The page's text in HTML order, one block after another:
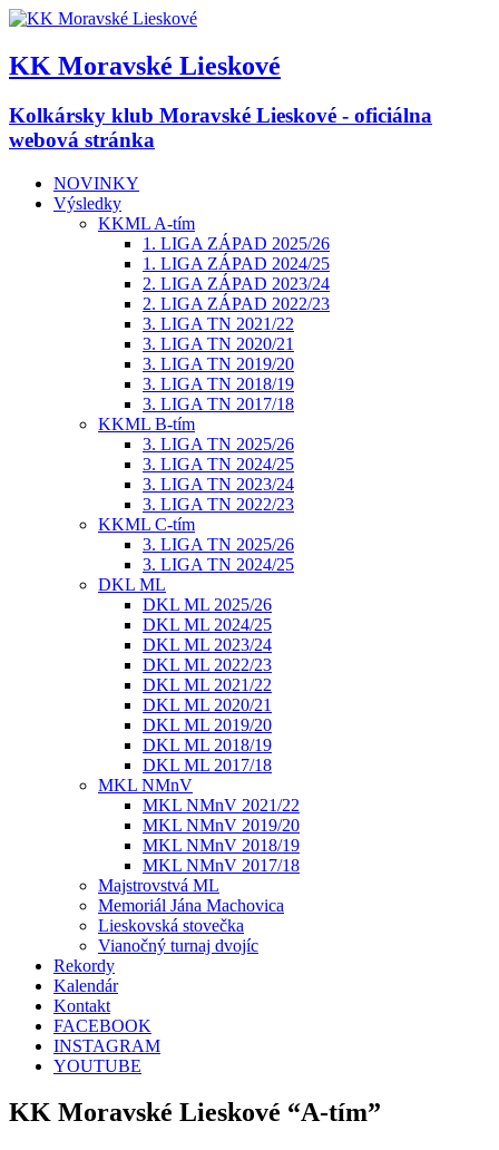
KK Moravské Lieskové
Kolkársky klub Moravské Lieskové - oficiálna
webová stránka
NOVINKY
Výsledky
KKML A-tím
1. LIGA ZÁPAD 2025/26
1. LIGA ZÁPAD 2024/25
2. LIGA ZÁPAD 2023/24
2. LIGA ZÁPAD 2022/23
3. LIGA TN 2021/22
3. LIGA TN 2020/21
3. LIGA TN 2019/20
3. LIGA TN 2018/19
3. LIGA TN 2017/18
KKML B-tím
3. LIGA TN 2025/26
3. LIGA TN 2024/25
3. LIGA TN 2023/24
3. LIGA TN 2022/23
KKML C-tím
3. LIGA TN 2025/26
3. LIGA TN 2024/25
DKL ML
DKL ML 2025/26
DKL ML 2024/25
DKL ML 2023/24
DKL ML 2022/23
DKL ML 2021/22
DKL ML 2020/21
DKL ML 2019/20
DKL ML 2018/19
DKL ML 2017/18
MKL NMnV
MKL NMnV 2021/22
MKL NMnV 2019/20
MKL NMnV 2018/19
MKL NMnV 2017/18
Majstrovstvá ML
Memoriál Jána Machovica
Lieskovská stovečka
Vianočný turnaj dvojíc
Rekordy
Kalendár
Kontakt
FACEBOOK
INSTAGRAM
YOUTUBE
KK Moravské Lieskové “A-tím”